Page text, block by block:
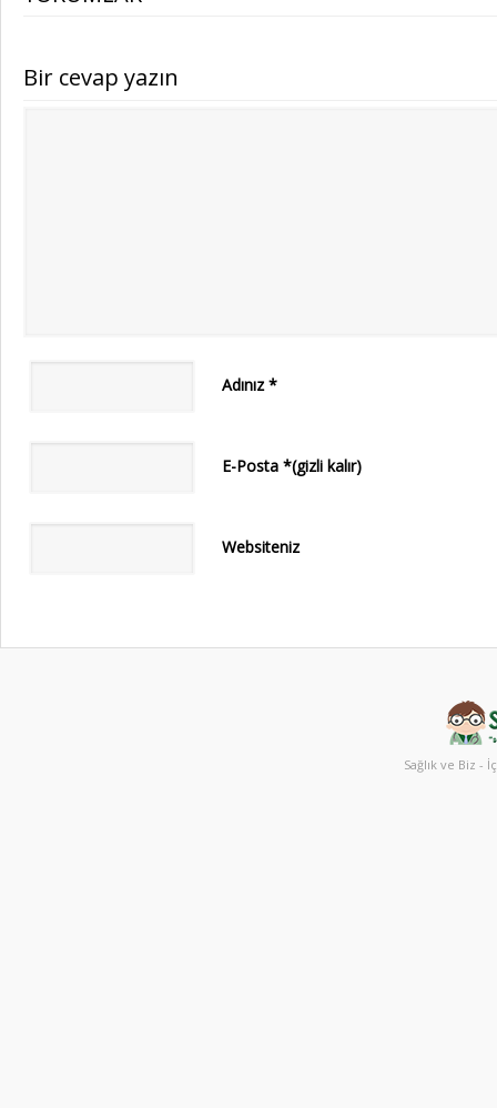
Bir cevap yazın
Adınız*
E-Posta *(gizli kalır)
Websiteniz
Sağlık ve Biz -